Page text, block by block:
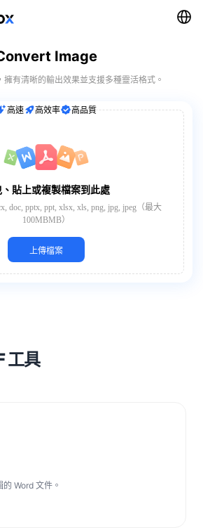
Image
擁有清晰的輸出效果並支援多種靈活格式。
高速 高效率 高品質
貼上或複製檔案到此處
doc, pptx, ppt, xlsx, xls, png, jpg, jpeg（最大
100MBMB）
上傳檔案
工具
Word 文件。